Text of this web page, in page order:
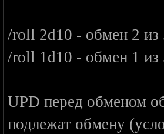
/roll 2d10 - обмен 2 из
/roll 1d10 - обмен 1 из
UPD перед обменом
подлежат обмену